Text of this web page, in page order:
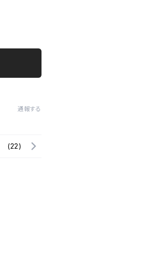
通報する
(22)